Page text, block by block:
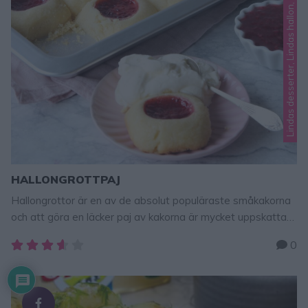
HALLONGROTTPAJ
Hallongrottor är en av de absolut populäraste småkakorna
och att göra en läcker paj av kakorna är mycket uppskattat
Baka i långpanna som innehåller massor av suveräna recept
i långpanna – klicka här om du vill beställa min bok!
Hallongrottpaj 24 st Deg300 g smör, …
0